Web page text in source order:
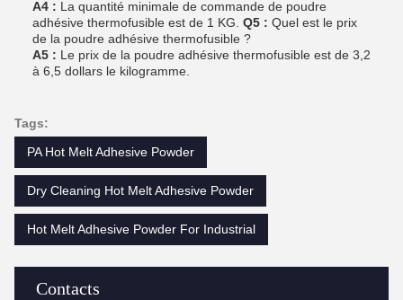
Contacts
A4 : La quantité minimale de commande de poudre
adhésive thermofusible est de 1 KG. Q5 : Quel est le prix
de la poudre adhésive thermofusible ?
A5 : Le prix de la poudre adhésive thermofusible est de 3,2
à 6,5 dollars le kilogramme.
Tags:
PA Hot Melt Adhesive Powder
Dry Cleaning Hot Melt Adhesive Powder
Hot Melt Adhesive Powder For Industrial